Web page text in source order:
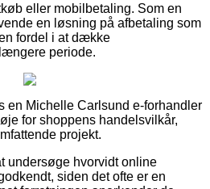
eller mobilbetaling. Som en
en løsning på afbetaling som
fordel i at dække
periode.
en Michelle Carlsund e-forhandler
for shoppens handelsvilkår,
projekt.
undersøge hvorvidt online
siden det ofte er en